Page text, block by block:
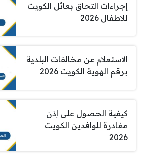
إجراءات التحاق بعائل الكويت
للاطفال 2026
الاستعلام عن مخالفات البلدية
برقم الهوية الكويت 2026
كيفية الحصول على إذن
مغادرة للوافدين الكويت
2026